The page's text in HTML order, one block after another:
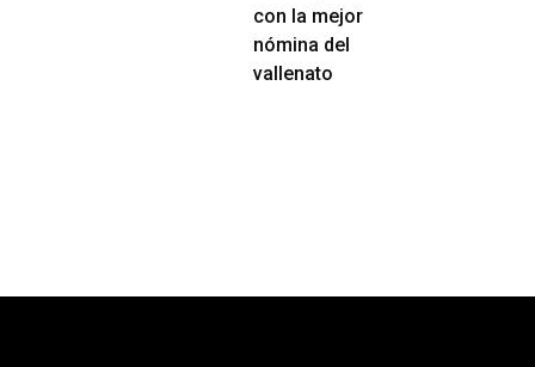
con la mejor
nómina del
vallenato